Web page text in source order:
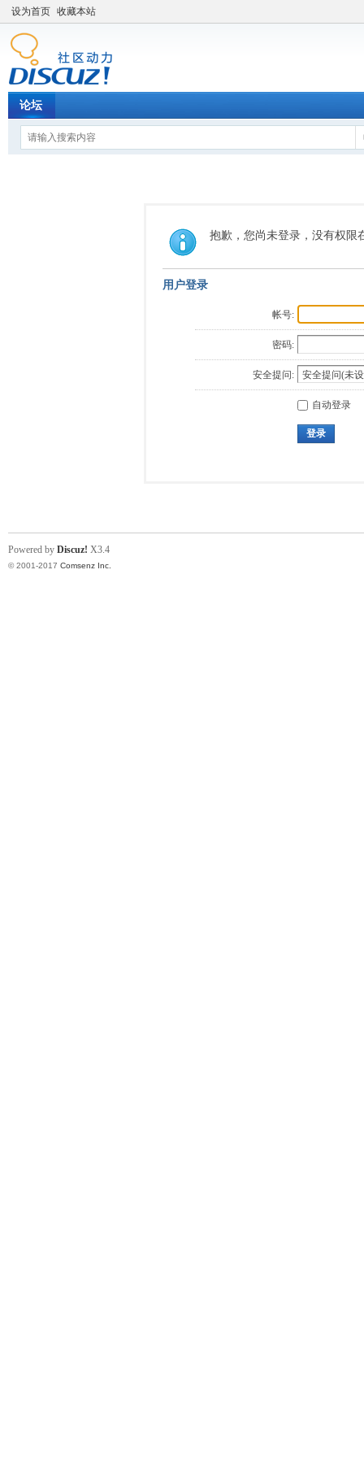
设为首页 收藏本站
论坛
抱歉，您尚未登录，没有权限
用户登录
帐号:
密码:
安全提问:
自动登录
登录
Powered by Discuz! X3.4
© 2001-2017 Comsenz Inc.